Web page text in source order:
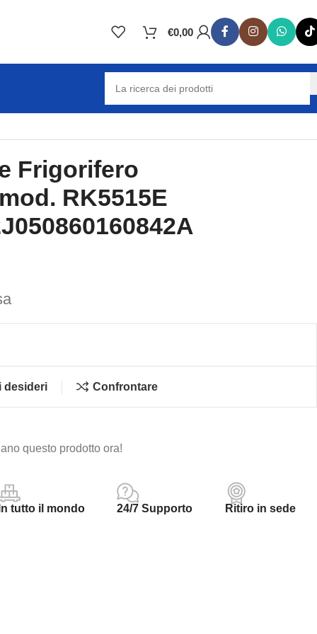
€0,00
52J050860160842A
Frigorifero
RK5515E
desideri Confrontare
questo prodotto ora!
In tutto il mondo 24/7 Supporto Ritiro in sede